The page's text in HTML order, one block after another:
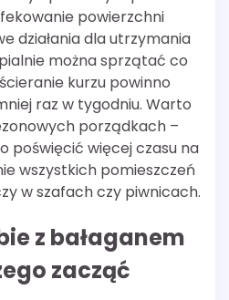
powierzchni
działania dla utrzymania
można sprzątać co
kurzu powinno
raz w tygodniu. Warto
porządkach –
poświęcić więcej czasu na
wszystkich pomieszczeń
w szafach czy piwnicach.
z bałaganem
zacząć